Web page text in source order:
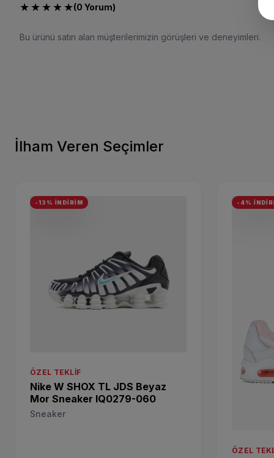
★★★★★(0 Yorum)
Bu ürünü satın alan müşterilerimizin görüşleri ve deneyimleri.
İlham Veren Seçimler
-13% İNDİRİM
ÖZEL TEKLIF
Nike W SHOX TL JDS Beyaz
Mor Sneaker IQ0279-060
Sneaker
-4%
ÖZEL